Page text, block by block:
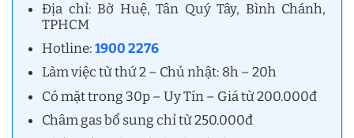
Địa chỉ: Bờ Huệ, Tân Quý Tây, Bình Chánh,
TPHCM
Hotline:1900 2276
Làm việc từ thứ 2 – Chủ nhật: 8h – 20h
Có mặt trong 30p – Uy Tín – Giá từ 200.000đ
Châm gas bổ sung chỉ từ 250.000đ